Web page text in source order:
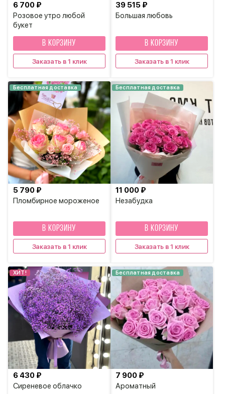
Розовое утро любой
букет
6 700 ₽
В КОРЗИНУ
Заказать в 1 клик
Большая любовь
39 515 ₽
В КОРЗИНУ
Заказать в 1 клик
Бесплатная доставка
Пломбирное мороженое
5 790 ₽
В КОРЗИНУ
Заказать в 1 клик
Бесплатная доставка
Незабудка
11 000 ₽
В КОРЗИНУ
Заказать в 1 клик
ХИТ!
Сиреневое облачко
6 430 ₽
Бесплатная доставка
Ароматный
7 900 ₽